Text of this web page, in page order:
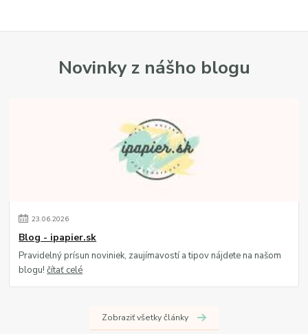
Novinky z nášho blogu
23.06.2026
Blog - ipapier.sk
Pravidelný prísun noviniek, zaujímavostí a tipov nájdete na našom
blogu!čítať celé
Zobraziť všetky články